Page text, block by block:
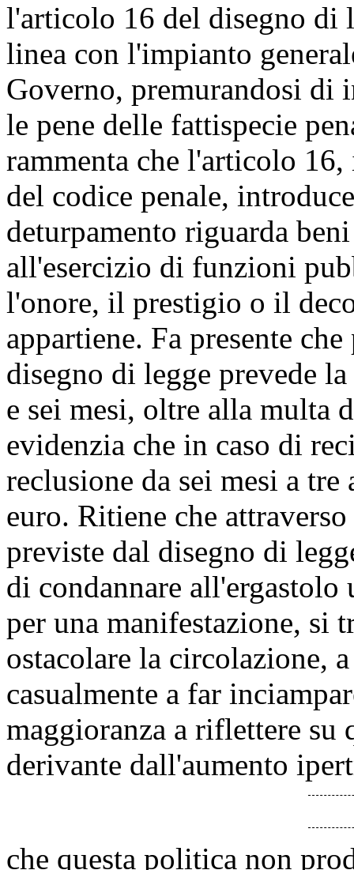
l'articolo 16 del disegno di
linea con l'impianto
Governo, premurandosi di
le pene delle fattispecie
rammenta che l'articolo
del codice penale,
deturpamento riguarda
all'esercizio di funzioni
l'onore, il prestigio o il
appartiene. Fa presente
disegno di legge prevede
e sei mesi, oltre alla multa
evidenzia che in caso di
reclusione da sei mesi a
euro. Ritiene che
previste dal disegno di
di condannare all'ergastolo
per una manifestazione, si
ostacolare la circolazione,
casualmente a far
maggioranza a riflettere
derivante dall'aumento
che questa politica non